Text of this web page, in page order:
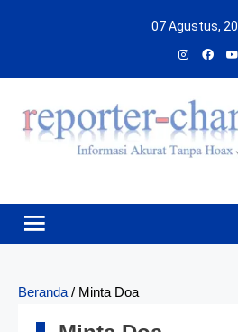
07 Agustus,
Beranda / Minta Doa